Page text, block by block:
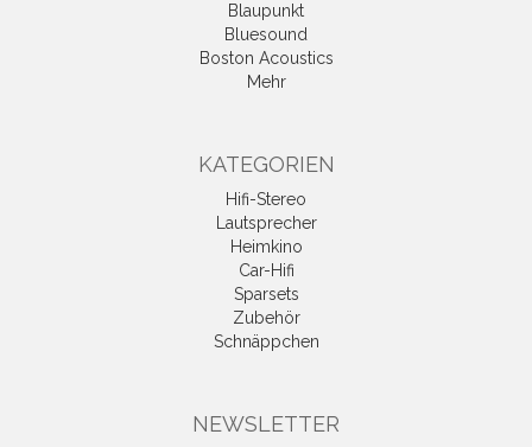
Blaupunkt
Bluesound
Boston Acoustics
Mehr
KATEGORIEN
Hifi-Stereo
Lautsprecher
Heimkino
Car-Hifi
Sparsets
Zubehör
Schnäppchen
NEWSLETTER